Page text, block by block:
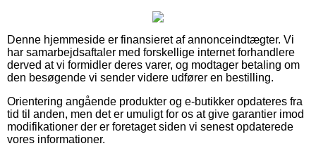
Denne hjemmeside er finansieret af annonceindtægter. Vi
har samarbejdsaftaler med forskellige internet forhandlere
derved at vi formidler deres varer, og modtager betaling om
den besøgende vi sender videre udfører en bestilling.
Orientering angående produkter og e-butikker opdateres fra
tid til anden, men det er umuligt for os at give garantier imod
modifikationer der er foretaget siden vi senest opdaterede
vores informationer.